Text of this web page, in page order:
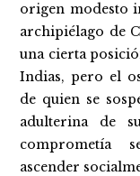
origen modesto
archipiélago de
una cierta
Indias, pero el
de quien se
adulterina de
comprometía
ascender